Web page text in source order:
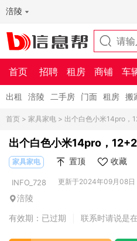
涪陵
首页 招聘 租房 商铺 车
出租 涪陵 二手房 门面 租房 搬
首页 > 家具家电 > 出个白色小米14pro，
出个白色小米14pro，
家具家电 置顶 收藏
INFO_728 更新于2024年09月08日
涪陵
有效期：已过期
联系时请说是在